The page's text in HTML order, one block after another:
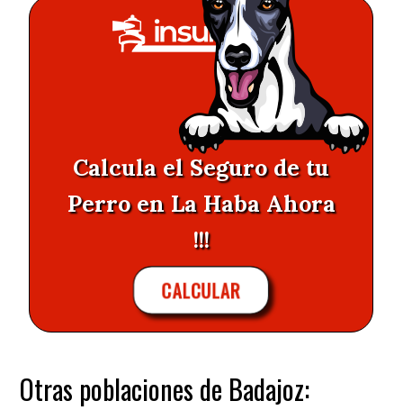
Calcula el Seguro de tu
Perro en La Haba Ahora
!!!
CALCULAR
Otras poblaciones de Badajoz: